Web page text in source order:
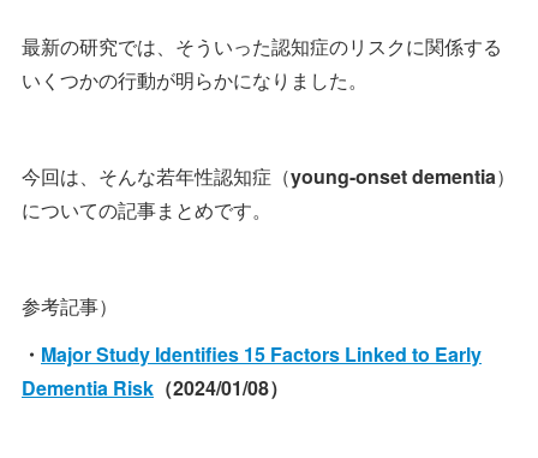
最新の研究では、そういった認知症のリスクに関係する
いくつかの行動が明らかになりました。
今回は、そんな若年性認知症（young-onset dementia）
についての記事まとめです。
参考記事）
・ Major Study Identifies 15 Factors Linked to Early
Dementia Risk （2024/01/08）